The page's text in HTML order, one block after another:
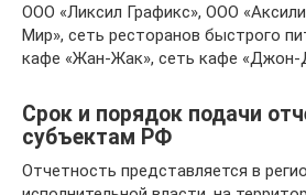
ООО «Ликсил Графикс», ООО
Мир», сеть ресторанов быстрого
кафе «Жан-Жак», сеть кафе «Джон-
Срок и порядок подачи
субъектам РФ
Отчетность представляется в